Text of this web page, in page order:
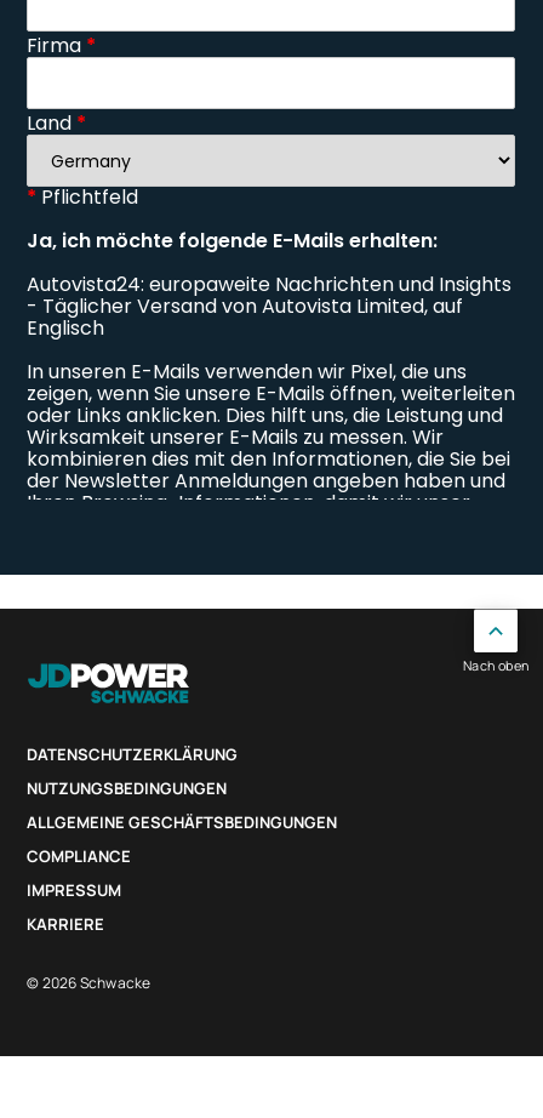
DATENSCHUTZERKLÄRUNG
NUTZUNGSBEDINGUNGEN
ALLGEMEINE GESCHÄFTSBEDINGUNGEN
COMPLIANCE
IMPRESSUM
KARRIERE
© 2026 Schwacke
Nach oben